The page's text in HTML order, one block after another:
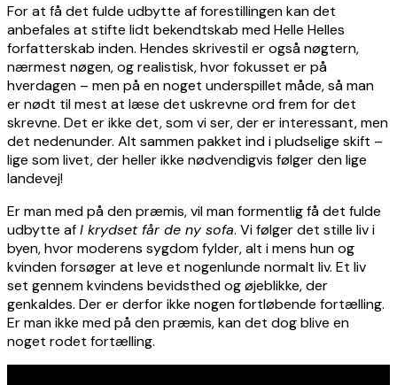
For at få det fulde udbytte af forestillingen kan det
anbefales at stifte lidt bekendtskab med Helle Helles
forfatterskab inden. Hendes skrivestil er også nøgtern,
nærmest nøgen, og realistisk, hvor fokusset er på
hverdagen – men på en noget underspillet måde, så man
er nødt til mest at læse det uskrevne ord frem for det
skrevne. Det er ikke det, som vi ser, der er interessant, men
det nedenunder. Alt sammen pakket ind i pludselige skift –
lige som livet, der heller ikke nødvendigvis følger den lige
landevej!
Er man med på den præmis, vil man formentlig få det fulde
udbytte afI krydset får de ny sofa. Vi følger det stille liv i
byen, hvor moderens sygdom fylder, alt i mens hun og
kvinden forsøger at leve et nogenlunde normalt liv. Et liv
set gennem kvindens bevidsthed og øjeblikke, der
genkaldes. Der er derfor ikke nogen fortløbende fortælling.
Er man ikke med på den præmis, kan det dog blive en
noget rodet fortælling.